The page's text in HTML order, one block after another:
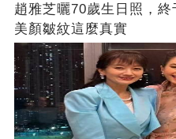
趙雅芝曬70歲生日照，
美顏皺紋這麼真實